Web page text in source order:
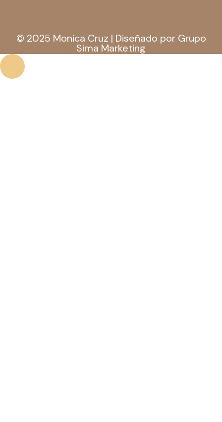
© 2025 Monica Cruz | Diseñado por Grupo
Sima Marketing